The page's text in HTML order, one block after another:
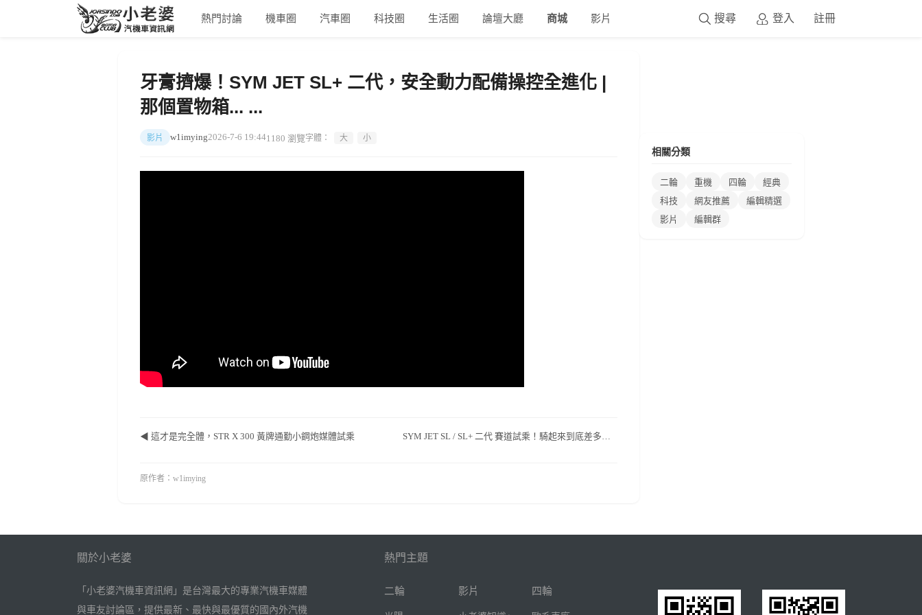
熱門討論 機車圈 汽車圈 科技圈 生活圈 論壇大廳 商城 影片 登入 註冊
搜尋
牙膏擠爆！SYM JET SL+ 二代，安全動力配備操控全進化 |
那個置物箱... ...
影片 w1imying2026-7-6 19:441180 瀏覽字體： 大 小
◀ 這才是完全體，STR X 300 黃牌通勤小鋼炮媒體試乘 SYM JET SL / SL+ 二代 賽道試乘！騎起來到底差多少？ ▶
原作者：w1imying
相關分類
二輪 重機 四輪
經典
科技
網友推薦
編輯精選
影片
編輯群
關於小老婆
「小老婆汽機車資訊網」是台灣最大的專業汽機車媒體
與車友討論區，提供最新、最快與最優質的國內外汽機
熱門主題
二輪 影片 四輪